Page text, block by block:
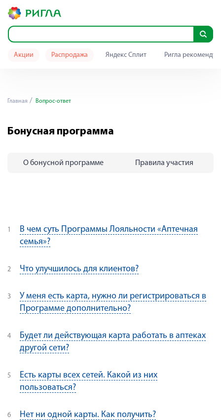
Акции Распродажа Яндекс Сплит Ригла
Главная Вопрос-ответ
Бонусная программа
О бонусной программе Правила участия
В чем суть Программы Лояльности «Аптечная
семья»?
Что улучшилось для клиентов?
У меня есть карта, нужно ли регистрироваться в
Программе дополнительно?
Будет ли действующая карта работать в аптеках
другой сети?
Есть карты всех сетей. Какой из них
пользоваться?
Нет ни одной карты. Как получить?